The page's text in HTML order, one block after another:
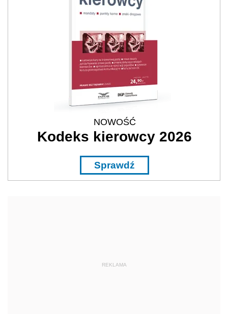
NOWOŚĆ
Kodeks kierowcy 2026
Sprawdź
REKLAMA